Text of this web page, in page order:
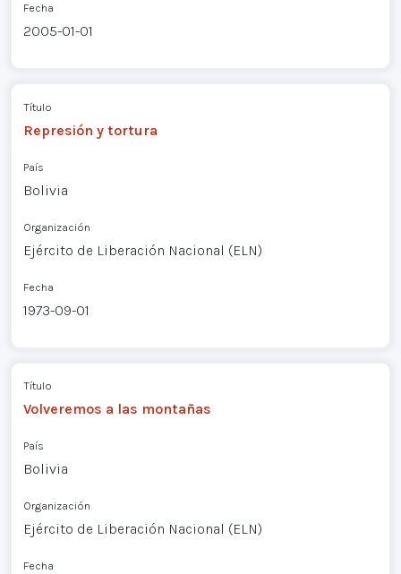
Fecha
2005-01-01
Título
Represión y tortura
País
Bolivia
Organización
Ejército de Liberación Nacional (ELN)
Fecha
1973-09-01
Título
Volveremos a las montañas
País
Bolivia
Organización
Ejército de Liberación Nacional (ELN)
Fecha